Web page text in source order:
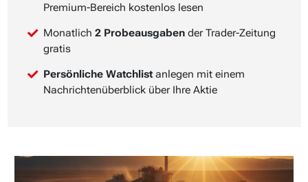
Premium-Bereich kostenlos lesen
Monatlich 2 Probeausgaben der Trader-Zeitung
gratis
Persönliche Watchlist anlegen mit einem
Nachrichtenüberblick über Ihre Aktie